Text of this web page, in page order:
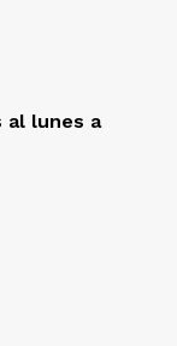
al lunes a